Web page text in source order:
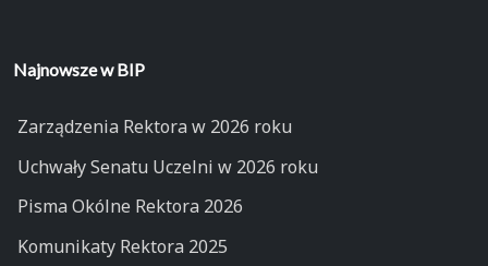
Najnowsze w BIP
Zarządzenia Rektora w 2026 roku
Uchwały Senatu Uczelni w 2026 roku
Pisma Okólne Rektora 2026
Komunikaty Rektora 2025